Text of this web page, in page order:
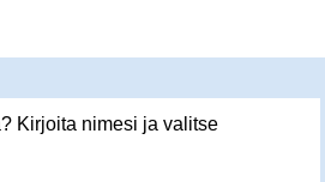
Kirjoita nimesi ja valitse